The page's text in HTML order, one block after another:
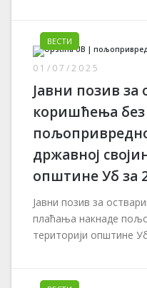
ВЕСТИ
01/07/2025
Јавни позив за
коришћења
државној
општине Уб за
Јавни позив за
плаћања накнаде
територији општине